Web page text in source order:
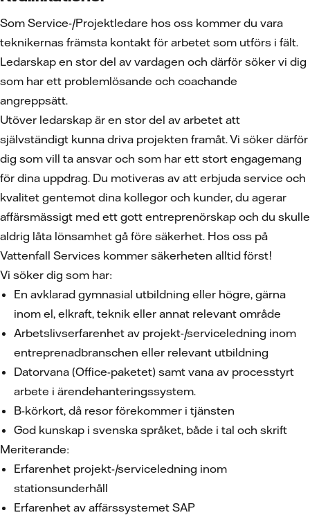
Som Service-/Projektledare hos oss kommer du vara
teknikernas främsta kontakt för arbetet som utförs i fält.
Ledarskap en stor del av vardagen och därför söker vi dig
som har ett problemlösande och coachande
angreppsätt.
Utöver ledarskap är en stor del av arbetet att
självständigt kunna driva projekten framåt. Vi söker därför
dig som vill ta ansvar och som har ett stort engagemang
för dina uppdrag. Du motiveras av att erbjuda service och
kvalitet gentemot dina kollegor och kunder, du agerar
affärsmässigt med ett gott entreprenörskap och du skulle
aldrig låta lönsamhet gå före säkerhet. Hos oss på
Vattenfall Services kommer säkerheten alltid först!
Vi söker dig som har:
En avklarad gymnasial utbildning eller högre, gärna
inom el, elkraft, teknik eller annat relevant område
Arbetslivserfarenhet av projekt-/serviceledning inom
entreprenadbranschen eller relevant utbildning
Datorvana (Office-paketet) samt vana av processtyrt
arbete i ärendehanteringssystem.
B-körkort, då resor förekommer i tjänsten
God kunskap i svenska språket, både i tal och skrift
Meriterande:
Erfarenhet projekt-/serviceledning inom
stationsunderhåll
Erfarenhet av affärssystemet SAP